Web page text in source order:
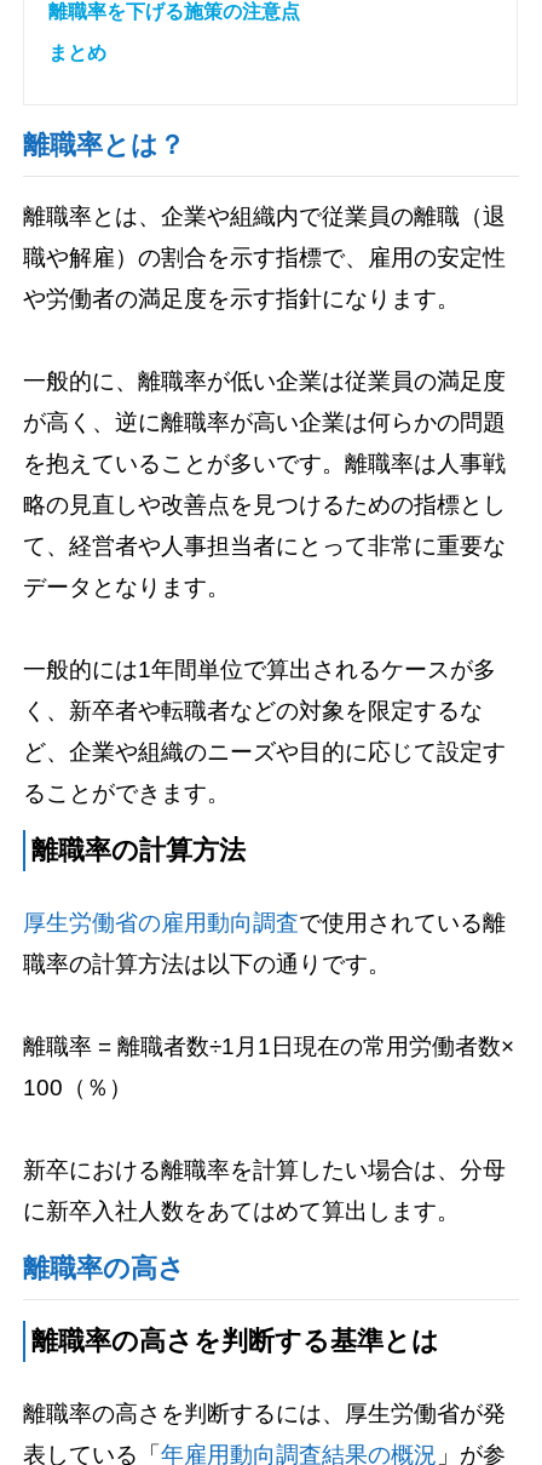
離職率を下げる施策の注意点
まとめ
離職率とは？
離職率とは、企業や組織内で従業員の離職（退
職や解雇）の割合を示す指標で、雇用の安定性
や労働者の満足度を示す指針になります。
一般的に、離職率が低い企業は従業員の満足度
が高く、逆に離職率が高い企業は何らかの問題
を抱えていることが多いです。離職率は人事戦
略の見直しや改善点を見つけるための指標とし
て、経営者や人事担当者にとって非常に重要な
データとなります。
一般的には1年間単位で算出されるケースが多
く、新卒者や転職者などの対象を限定するな
ど、企業や組織のニーズや目的に応じて設定す
ることができます。
離職率の計算方法
厚生労働省の雇用動向調査で使用されている離
職率の計算方法は以下の通りです。
離職率 = 離職者数÷1月1日現在の常用労働者数×
100（％）
新卒における離職率を計算したい場合は、分母
に新卒入社人数をあてはめて算出します。
離職率の高さ
離職率の高さを判断する基準とは
離職率の高さを判断するには、厚生労働省が発
表している「年雇用動向調査結果の概況 」が参